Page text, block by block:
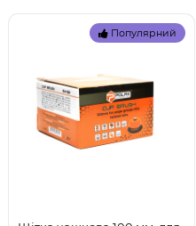
Популярний